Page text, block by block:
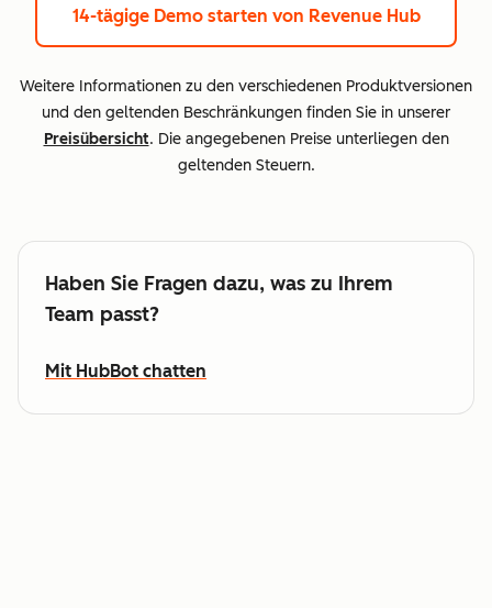
14-tägige Demo starten von Revenue Hub
Weitere Informationen zu den verschiedenen Produktversionen
und den geltenden Beschränkungen finden Sie in unserer
Preisübersicht. Die angegebenen Preise unterliegen den
geltenden Steuern.
Haben Sie Fragen dazu, was zu Ihrem
Team passt?
Mit HubBot chatten